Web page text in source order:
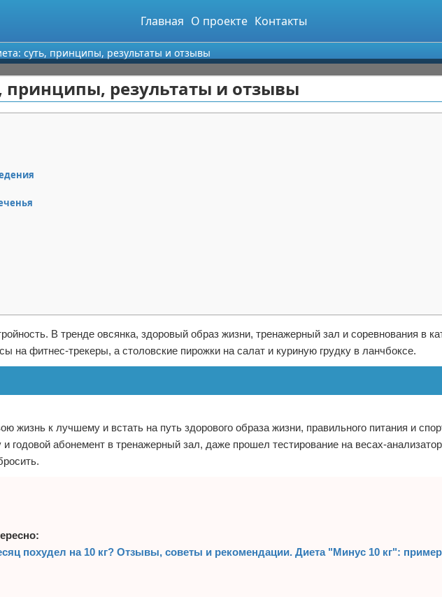
Главная О проекте Контакты
суть, принципы, результаты и отзывы
принципы, результаты и отзывы
В тренде овсянка, здоровый образ жизни, тренажерный зал и соревнования в
на фитнес-трекеры, а столовские пирожки на салат и куриную грудку в ланчбоксе.
жизнь к лучшему и встать на путь здорового образа жизни, правильного питания и
годовой абонемент в тренажерный зал, даже прошел тестирование на весах-
похудел на 10 кг? Отзывы, советы и рекомендации. Диета "Минус 10 кг":